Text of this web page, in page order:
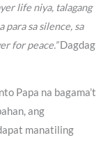
life niya, talagang
para sa silence, sa
for peace.”Dagdag
Papa na bagama’t
ang
manatiling